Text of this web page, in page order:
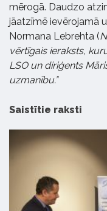
mērogā. Daudzo
jāatzīmē ievērojamā
Normana Lebrehta (
vērtīgais ieraksts,
LSO un diriģents
uzmanību.”
Saistītie raksti